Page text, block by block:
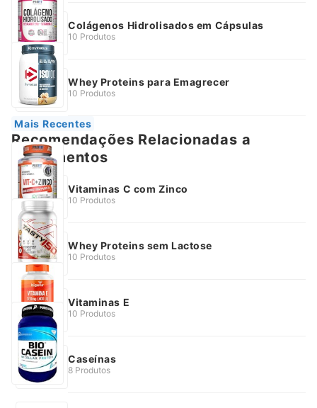
Colágenos Hidrolisados em Cápsulas
10 Produtos
Whey Proteins para Emagrecer
10 Produtos
Mais Recentes
Recomendações Relacionadas a
Suplementos
Vitaminas C com Zinco
10 Produtos
Whey Proteins sem Lactose
10 Produtos
Vitaminas E
10 Produtos
Caseínas
8 Produtos